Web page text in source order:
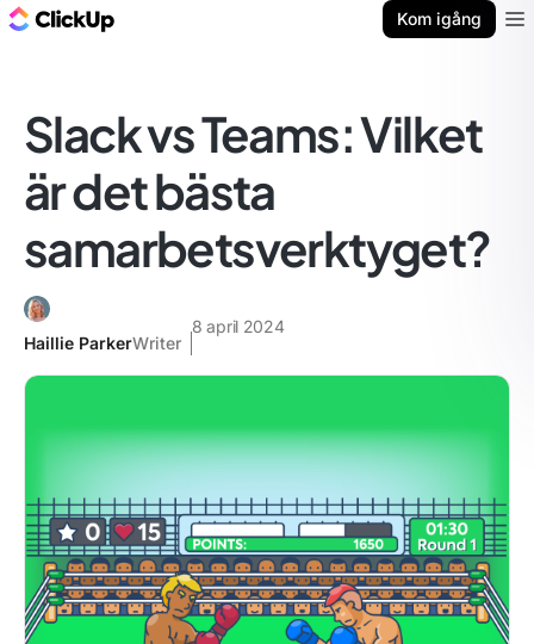
Kom igång
Slack vs Teams: Vilket
är det bästa
samarbetsverktyget?
Haillie ParkerWriter
8 april 2024